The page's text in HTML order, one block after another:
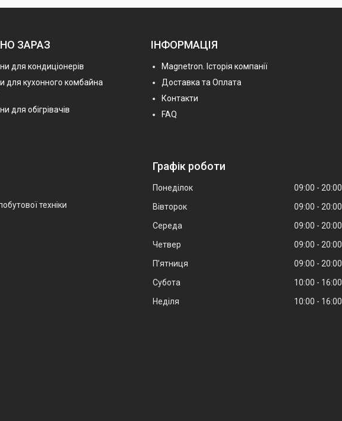
ЗАРАЗ
для кондиціонерів
для кухонного комбайна
для обігрівачів
ІНФОРМАЦІЯ
Magnetron. Історія компанії
Доставка та Оплата
Контакти
FAQ
техніки
Графік роботи
Понеділок 09:00
20:00
Вівторок
09:00
20:00
Середа
09:00
20:00
Четвер
09:00
20:00
Пʼятниця
09:00
20:00
Субота
10:00
16:00
Неділя
10:00 16:00